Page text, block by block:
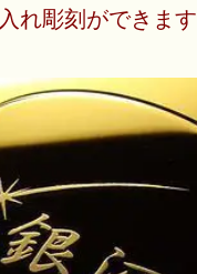
れ彫刻ができます